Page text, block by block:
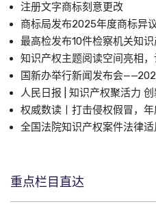
注册文字商标刻意更改
商标局发布2025年度商标异
最高检发布10件检察机关知
知识产权主题阅读空间亮相
国新办举行新闻发布会
人民日报 | 知识产权聚活力
权威数读丨打击侵权假冒，
全国法院知识产权案件法律
重点栏目直达